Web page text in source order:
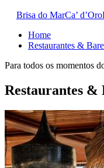
Brisa do MarCa’ d’Oro
Home
Restaurantes &
Para todos os momentos
Restaurantes &